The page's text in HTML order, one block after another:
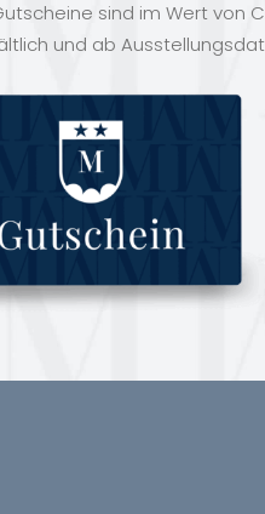
sind im Wert von
und ab